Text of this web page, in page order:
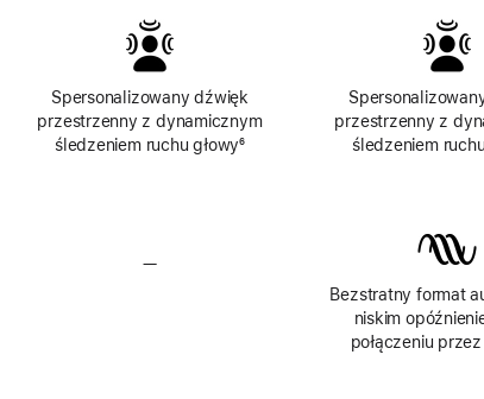
Spersonalizowany dźwięk
przestrzenny z dynamicznym
śledzeniem ruchu głowyPrzypis
⁶
—Brak
przestrzenny z
śledzeniem
Bezstratny format
niskim
połączeniu